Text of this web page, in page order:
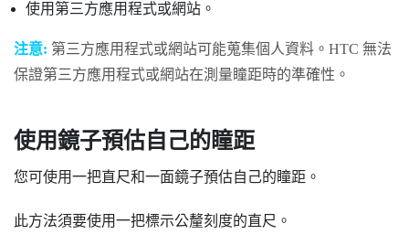
使用第三方應用程式或網站。
注意: 第三方應用程式或網站可能蒐集個人資料。HTC 無法
保證第三方應用程式或網站在測量瞳距時的準確性。
使用鏡子預估自己的瞳距
您可使用一把直尺和一面鏡子預估自己的瞳距。
此方法須要使用一把標示公釐刻度的直尺。